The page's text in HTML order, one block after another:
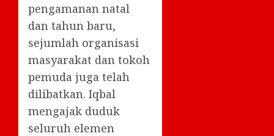
pengamanan natal
dan tahun baru,
sejumlah organisasi
masyarakat dan tokoh
pemuda juga telah
dilibatkan. Iqbal
mengajak duduk
seluruh elemen